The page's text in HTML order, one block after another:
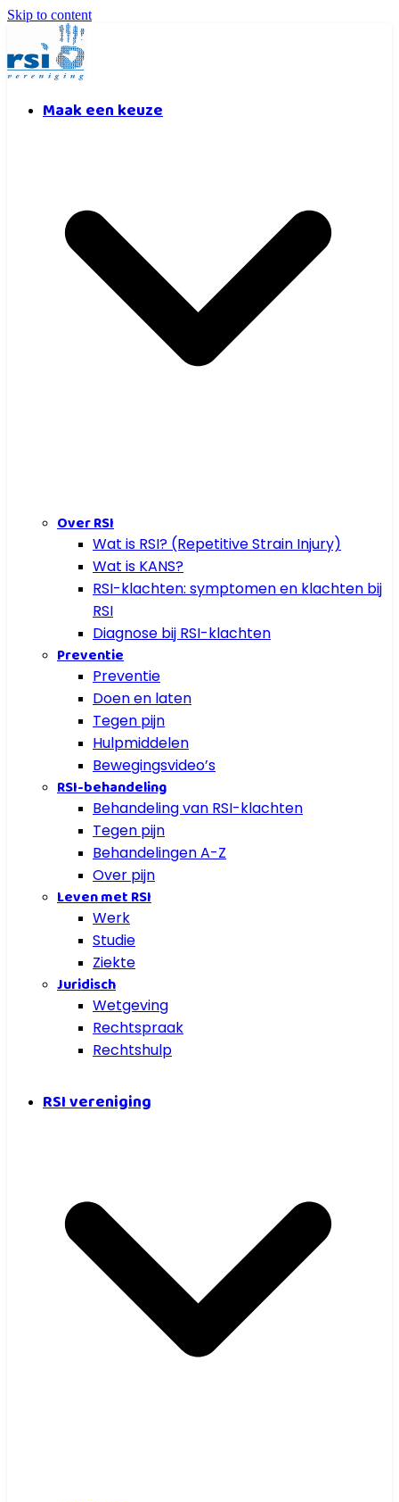
Skip to content
Maak een keuze
Over RSI
Wat is RSI? (Repetitive Strain Injury)
Wat is KANS?
RSI-klachten: symptomen en klachten bij
RSI
Diagnose bij RSI-klachten
Preventie
Preventie
Doen en laten
Tegen pijn
Hulpmiddelen
Bewegingsvideo’s
RSI-behandeling
Behandeling van RSI-klachten
Tegen pijn
Behandelingen A-Z
Over pijn
Leven met RSI
Werk
Studie
Ziekte
Juridisch
Wetgeving
Rechtspraak
Rechtshulp
RSI vereniging